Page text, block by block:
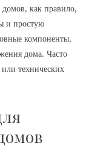
как правило‚
и простую
компоненты‚
дома. Часто
технических